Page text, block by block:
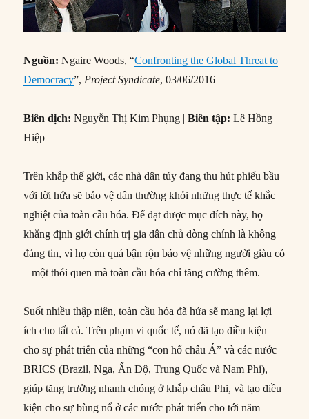
Nguồn: Ngaire Woods, “Confronting the Global Threat to
Democracy”, Project Syndicate, 03/06/2016
Biên dịch:Nguyễn Thị Kim Phụng |Biên tập:Lê Hồng
Hiệp
Trên khắp thế giới, các nhà dân túy đang thu hút phiếu bầu
với lời hứa sẽ bảo vệ dân thường khỏi những thực tế khắc
nghiệt của toàn cầu hóa. Để đạt được mục đích này, họ
khẳng định giới chính trị gia dân chủ dòng chính là không
đáng tin, vì họ còn quá bận rộn bảo vệ những người giàu có
– một thói quen mà toàn cầu hóa chỉ tăng cường thêm.
Suốt nhiều thập niên, toàn cầu hóa đã hứa sẽ mang lại lợi
ích cho tất cả. Trên phạm vi quốc tế, nó đã tạo điều kiện
cho sự phát triển của những “con hổ châu Á” và các nước
BRICS (Brazil, Nga, Ấn Độ, Trung Quốc và Nam Phi),
giúp tăng trưởng nhanh chóng ở khắp châu Phi, và tạo điều
kiện cho sự bùng nổ ở các nước phát triển cho tới năm